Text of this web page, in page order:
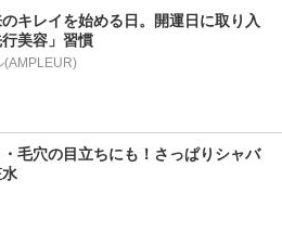
キレイを始める日。開運日に取り入
美容」習慣
(AMPLEUR)
毛穴の目立ちにも！さっぱりシャバ